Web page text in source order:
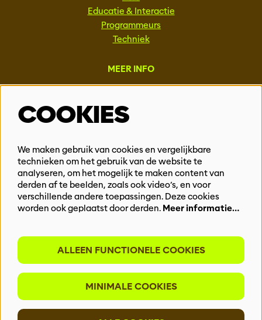
Educatie & Interactie
Programmeurs
Techniek
MEER INFO
Vacatures
Events & Partnerships
Privacy
BLIJF OP DE HOOGTE
Meld je aan voor onze nieuwsbrief
INSCHRIJVEN
COOKIES
We maken gebruik van cookies en vergelijkbare
technieken om het gebruik van de website te
analyseren, om het mogelijk te maken content van
derden af te beelden, zoals ook video’s, en voor
verschillende andere toepassingen. Deze cookies
worden ook geplaatst door derden. Meer informatie…
ALLEEN FUNCTIONELE COOKIES
MINIMALE COOKIES